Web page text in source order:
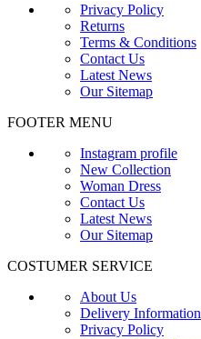
Privacy Policy
Returns
Terms & Conditions
Contact Us
Latest News
Our Sitemap
FOOTER MENU
Instagram profile
New Collection
Woman Dress
Contact Us
Latest News
Our Sitemap
COSTUMER SERVICE
About Us
Delivery Information
Privacy Policy